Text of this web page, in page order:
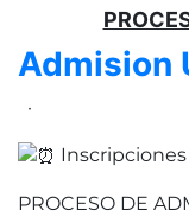
Admision
·
PROCESO DE